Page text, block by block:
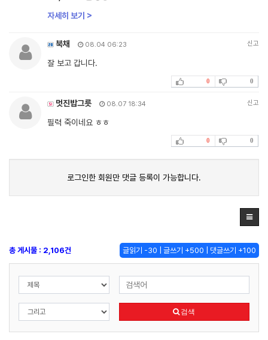
자세히 보기 >
북채 08.04 06:23 신고
잘 보고 갑니다.
0 0
멋진밥그릇 08.07 18:34 신고
필력 죽이네요 ㅎㅎ
0 0
로그인한 회원만 댓글 등록이 가능합니다.
글읽기 -30 | 글쓰기 +500 | 댓글쓰기 +100
총 게시물 : 2,106건
검색